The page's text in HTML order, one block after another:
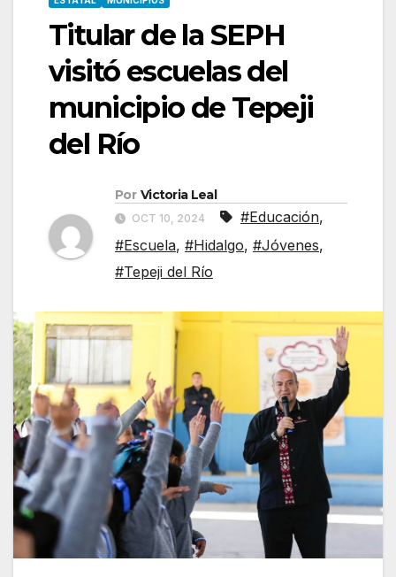
Titular de la SEPH
visitó escuelas del
municipio de Tepeji
del Río
Por Victoria Leal
OCT 10, 2024 #Educación,
#Escuela, #Hidalgo, #Jóvenes,
#Tepeji del Río